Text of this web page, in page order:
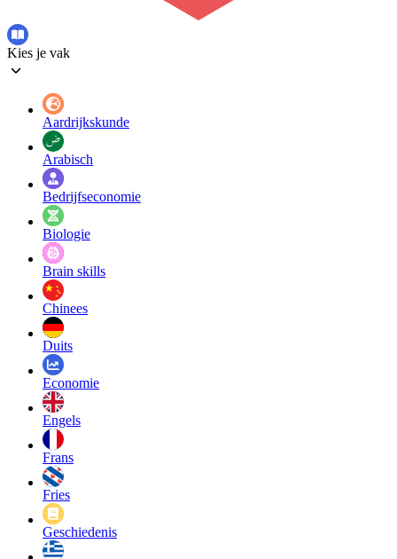
Kies je vak
Aardrijkskunde
Arabisch
Bedrijfseconomie
Biologie
Brain skills
Chinees
Duits
Economie
Engels
Frans
Fries
Geschiedenis